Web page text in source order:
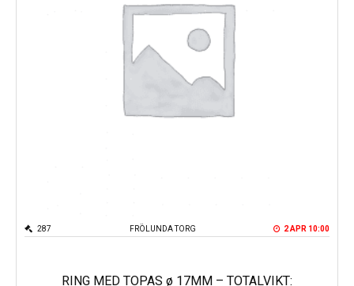
FRÖLUNDA TORG
287 2 APR 10:00
RING MED TOPAS ø 17MM – TOTALVIKT: